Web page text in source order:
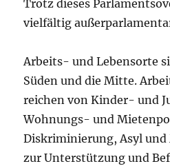
Trotz dieses
vielfältig
Arbeits- und Lebensorte
Süden und die Mitte.
reichen von Kinder- und
Wohnungs- und
Diskriminierung, Asyl
zur Unterstützung und